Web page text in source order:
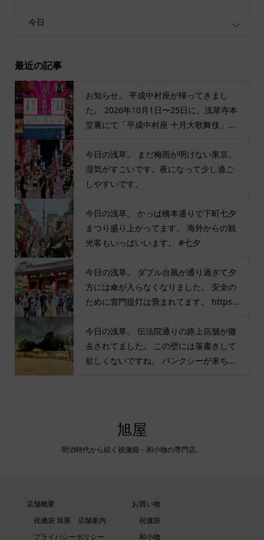
今日
最近の記事
お知らせ。 平成中村座が帰ってきまし
た。 2026年10月1日〜25日に、浅草寺本
堂裏にて「平成中村座 十月大歌舞伎」...
今日の浅草。 まだ梅雨が明けない東京。
湿気がすごいです。夜になって少し過ご
しやすいです。
今日の浅草。 かっぱ橋本通りで下町七夕
まつり盛り上がってます。 海外からの観
光客もいっぱいいます。 #七夕
今日の浅草。 ダブル台風が通り過ぎて夕
方には傘が入らなくなりました。 安全の
ために雷門提灯は畳まれてます。 https...
今日の浅草。 伝法院通りの路上店舗が撤
去されてました。 この壁には落書きして
欲しくないですね。 バンクシーが来ち...
旭屋
明治時代から続く祝儀袋・和小物の専門店。
店舗概要
祝儀袋 旭屋 店舗案内
プライバシーポリシー
お買い物
祝儀袋
和小物